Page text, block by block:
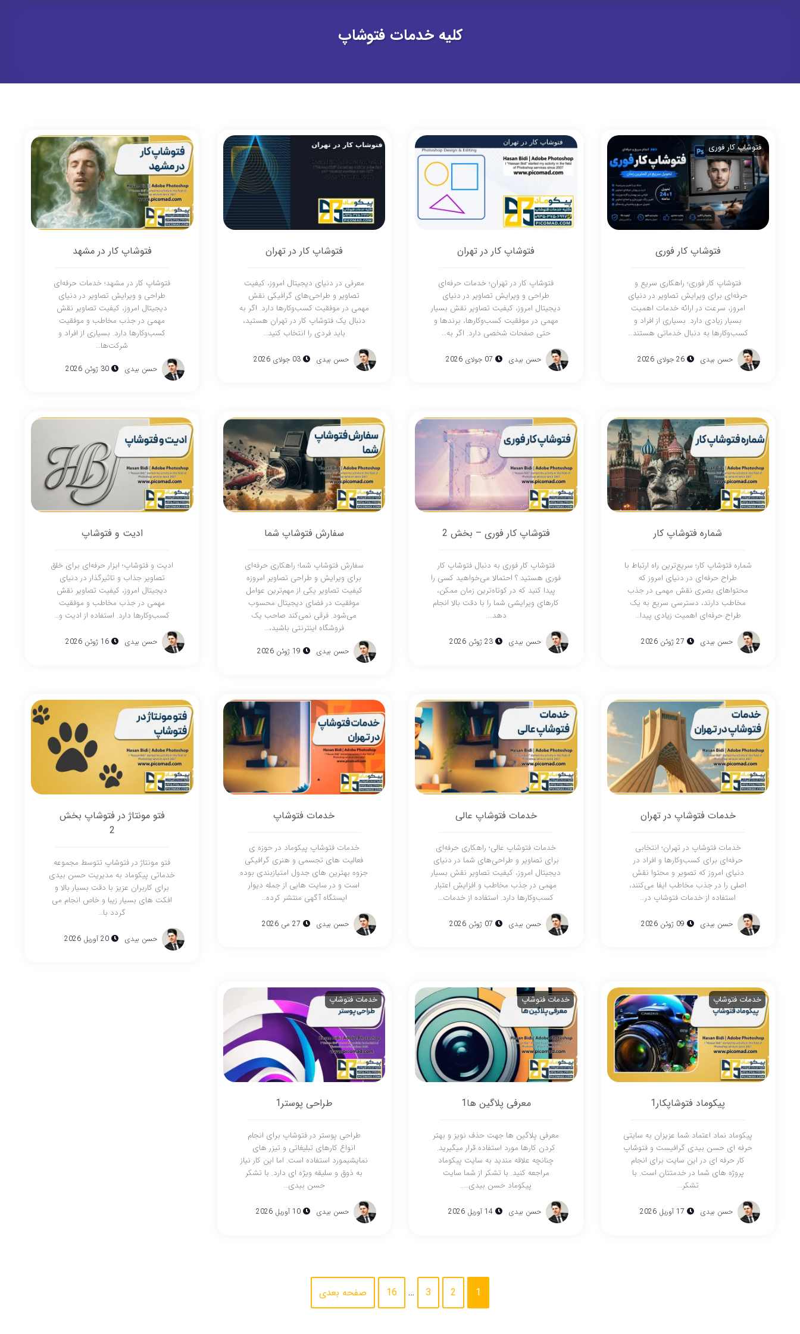
کلیه خدمات فتوشاپ
فتوشاپ کار فوری
فتوشاپ کار فوری
فتوشاپ کار فوری؛ راهکاری سریع و
حرفه‌ای برای ویرایش تصاویر در دنیای
امروز، سرعت در ارائه خدمات اهمیت
بسیار زیادی دارد. بسیاری از افراد و
کسب‌وکارها به دنبال خدماتی هستند…
حسن بیدی
فتوشاپ کار در تهران
فتوشاپ کار در تهران؛ خدمات حرفه‌ای
طراحی و ویرایش تصاویر در دنیای
دیجیتال امروز، کیفیت تصاویر نقش بسیار
مهمی در موفقیت کسب‌وکارها، برندها و
حتی صفحات شخصی دارد. اگر به…
حسن بیدی
فتوشاپ کار در تهران
معرفی در دنیای دیجیتال امروز، کیفیت
تصاویر و طراحی‌های گرافیکی نقش
مهمی در موفقیت کسب‌وکارها دارد. اگر به
دنبال یک فتوشاپ کار در تهران هستید،
باید فردی را انتخاب کنید…
حسن بیدی
فتوشاپ کار در مشهد
فتوشاپ کار در مشهد؛ خدمات حرفه‌ای
طراحی و ویرایش تصاویر در دنیای
دیجیتال امروز، کیفیت تصاویر نقش
مهمی در جذب مخاطب و موفقیت
کسب‌وکارها دارد. بسیاری از افراد و
شرکت‌ها…
حسن بیدی 30 ژوئن 2026
شماره فتوشاپ کار
شماره فتوشاپ کار؛ سریع‌ترین راه ارتباط با
طراح حرفه‌ای در دنیای امروز که
محتواهای بصری نقش مهمی در جذب
مخاطب دارند، دسترسی سریع به یک
طراح حرفه‌ای اهمیت زیادی پیدا…
حسن بیدی
فتوشاپ کار فوری – بخش 2
فتوشاپ کار فوری به دنبال فتوشاپ کار
فوری هستید ؟ احتمالا می‌خواهید کسی را
پیدا کنید که در کوتاه‌ترین زمان ممکن،
کارهای ویرایشی شما را با دقت بالا انجام
دهد….
حسن بیدی 23 ژوئن 2026
سفارش فتوشاپ شما
سفارش فتوشاپ شما؛ راهکاری حرفه‌ای
برای ویرایش و طراحی تصاویر امروزه
کیفیت تصاویر یکی از مهم‌ترین عوامل
موفقیت در فضای دیجیتال محسوب
می‌شود. فرقی نمی‌کند صاحب یک
فروشگاه اینترنتی باشید،…
حسن بیدی
ادیت و فتوشاپ
ادیت و فتوشاپ؛ ابزار حرفه‌ای برای خلق
تصاویر جذاب و تاثیرگذار در دنیای
دیجیتال امروز، کیفیت تصاویر نقش
مهمی در جذب مخاطب و موفقیت
کسب‌وکارها دارد. استفاده از ادیت و…
حسن بیدی 16 ژوئن 2026
خدمات فتوشاپ در تهران
خدمات فتوشاپ در تهران؛ انتخابی
حرفه‌ای برای کسب‌وکارها و افراد در
دنیای امروز که تصویر و محتوا نقش
اصلی را در جذب مخاطب ایفا می‌کنند،
استفاده از خدمات فتوشاپ در…
حسن بیدی
خدمات فتوشاپ عالی
خدمات فتوشاپ عالی؛ راهکاری حرفه‌ای
برای تصاویر و طراحی‌های شما در دنیای
دیجیتال امروز، کیفیت تصاویر نقش بسیار
مهمی در جذب مخاطب و افزایش اعتبار
کسب‌وکارها دارد. استفاده از خدمات…
حسن بیدی
خدمات فتوشاپ
خدمات فتوشاپ پیکوماد در حوزه ی
فعالیت های تجسمی و هنری گرافیکی
جزوه بهترین های جدول امتیازبندی بوده
است و در سایت هایی از جمله دیوار
ایستگاه آگهی منتشر کرده…
حسن بیدی
فتو مونتاژ در فتوشاپ بخش
2
فتو مونتاژ در فتوشاپ تتوسط مجموعه
خدماتی پیکوماد به مدیریت حسن بیدی
برای کاربران عزیز با دقت بسیار بالا و
افکت های بسیار زیبا و خاص انجام می
گردد با…
حسن بیدی 20 آوریل 2026
خدمات فتوشاپ
پیکوماد فتوشاپکار1
پیکوماد نماد اعتماد شما عزیزان به سایتی
حرفه ای حسن بیدی گرافیست و فتوشاپ
کار حرفه ای در این سایت برای انجام
پروژه های شما در خدمتتان است. با
تشکر…
حسن بیدی
خدمات فتوشاپ
معرفی پلاگین ها1
معرفی پلاگین ها جهت حذف نویز و بهتر
کردن کارها مورد استفاده قرار میگیرید.
چنانچه علاقه مندید به سایت پیکوماد
مراجعه کنید. با تشکر از شما سایت
پیکوماد حسن بیدی…..
حسن بیدی 14 آوریل 2026
خدمات فتوشاپ
طراحی پوستر1
طراحی پوستر در فتوشاپ برای انجام
انواع کارهای تبلیغاتی و تیزر های
نمایشیمورد استفاده است. اما این کار نیاز
به ذوق و سلیقه ویژه ای دارد. با تشکر
حسن بیدی…
حسن بیدی
1
2
3
…
16 صفحه بعدی